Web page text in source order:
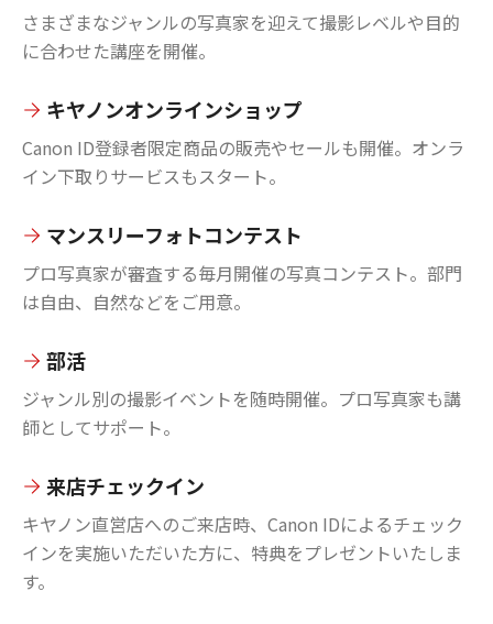
さまざまなジャンルの写真家を迎えて撮影レベルや目的
に合わせた講座を開催。
キヤノンオンラインショップ
Canon ID登録者限定商品の販売やセールも開催。オンラ
イン下取りサービスもスタート。
マンスリーフォトコンテスト
プロ写真家が審査する毎月開催の写真コンテスト。部門
は自由、自然などをご用意。
部活
ジャンル別の撮影イベントを随時開催。プロ写真家も講
師としてサポート。
来店チェックイン
キヤノン直営店へのご来店時、Canon IDによるチェック
インを実施いただいた方に、特典をプレゼントいたしま
す。